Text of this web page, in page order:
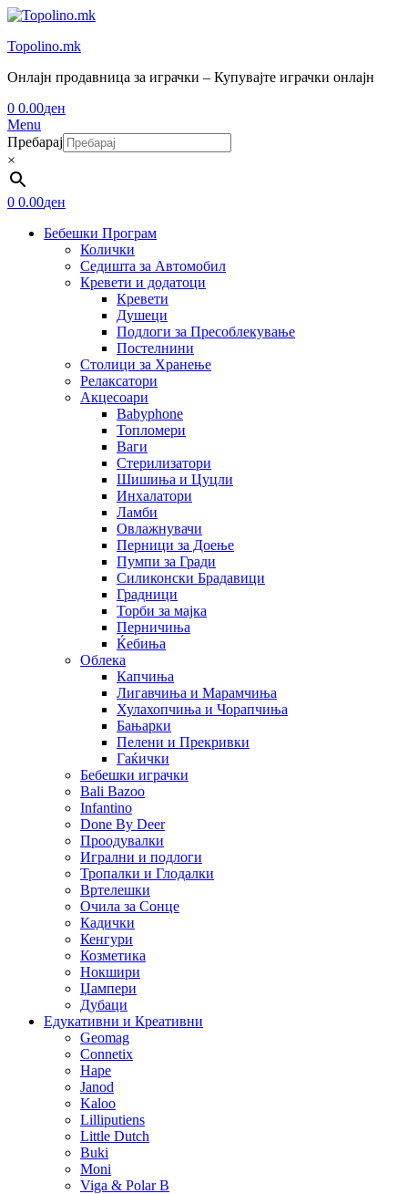
Topolino.mk
Онлајн продавница за играчки – Купувајте играчки онлајн
0 0.00ден
Menu
Пребарај
×
0 0.00ден
Бебешки Програм
Колички
Седишта за Автомобил
Кревети и додатоци
Кревети
Душеци
Подлоги за Пресоблекување
Постелнини
Столици за Хранење
Релаксатори
Акцесоари
Babyphone
Топломери
Ваги
Стерилизатори
Шишиња и Цуцли
Инхалатори
Ламби
Овлажнувачи
Перници за Доење
Пумпи за Гради
Силиконски Брадавици
Градници
Торби за мајка
Перничиња
Ќебиња
Облека
Капчиња
Лигавчиња и Марамчиња
Хулахопчиња и Чорапчиња
Бањарки
Пелени и Прекривки
Гаќички
Бебешки играчки
Bali Bazoo
Infantino
Done By Deer
Проодувалки
Игрални и подлоги
Тропалки и Глодалки
Вртелешки
Очила за Сонце
Кадички
Кенгури
Козметика
Нокшири
Џампери
Дубаци
Едукативни и Креативни
Geomag
Connetix
Hape
Janod
Kaloo
Lilliputiens
Little Dutch
Buki
Moni
Viga & Polar B